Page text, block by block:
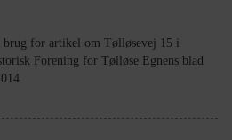
brug for artikel om Tølløsevej 15 i
Forening for Tølløse Egnens blad